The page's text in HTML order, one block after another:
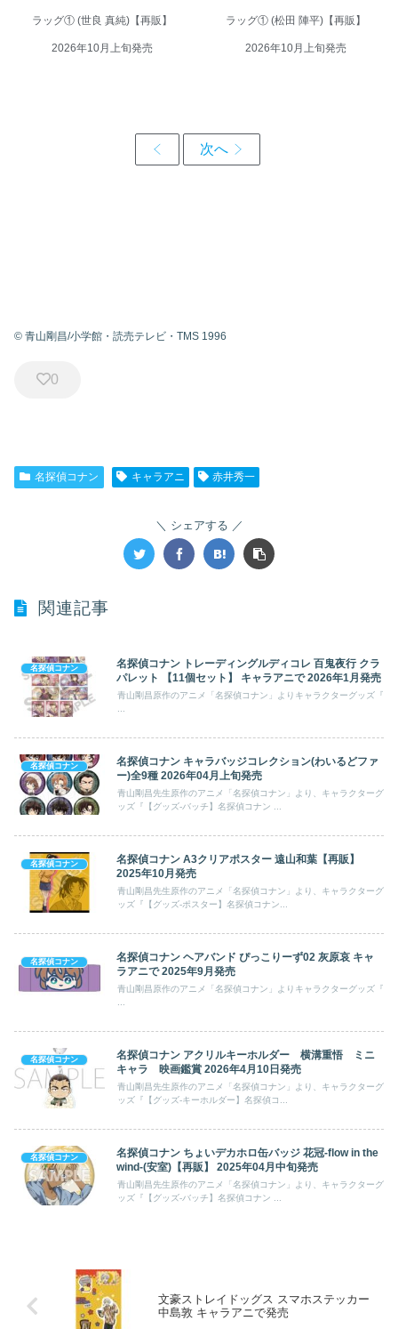
ラッグ① (世良 真純)【再販】
2026年10月上旬発売
ラッグ① (松田 陣平)【再販】
2026年10月上旬発売
© 青山剛昌/小学館・読売テレビ・TMS 1996
0
名探偵コナン キャラアニ 赤井秀一
シェアする
関連記事
名探偵コナン
名探偵コナン トレーディングルディコレ 百鬼夜行 クラ
パレット 【11個セット】 キャラアニで 2026年1月発売
青山剛昌原作のアニメ「名探偵コナン」よりキャラクターグッズ『
名探偵コナン
名探偵コナン キャラバッジコレクション(わいるどファ
ー)全9種 2026年04月上旬発売
青山剛昌先生原作のアニメ「名探偵コナン」より、キャラクターグ
ッズ『【グッズ-バッチ】名探偵コナン ...
名探偵コナン
名探偵コナン A3クリアポスター 遠山和葉【再販】
2025年10月発売
青山剛昌先生原作のアニメ「名探偵コナン」より、キャラクターグ
ッズ『【グッズ-ポスター】名探偵コナン...
名探偵コナン
名探偵コナン ヘアバンド ぴっこりーず02 灰原哀 キャ
ラアニで 2025年9月発売
青山剛昌原作のアニメ「名探偵コナン」よりキャラクターグッズ『
名探偵コナン
名探偵コナン アクリルキーホルダー 横溝重悟 ミニ
キャラ 映画鑑賞 2026年4月10日発売
青山剛昌先生原作のアニメ「名探偵コナン」より、キャラクターグ
ッズ『【グッズ-キーホルダー】名探偵コ...
名探偵コナン
名探偵コナン ちょいデカホロ缶バッジ 花冠-flow in the
wind-(安室)【再販】 2025年04月中旬発売
青山剛昌先生原作のアニメ「名探偵コナン」より、キャラクターグ
ッズ『【グッズ-バッチ】名探偵コナン ...
文豪ストレイドッグス スマホステッカー
中島敦 キャラアニで発売